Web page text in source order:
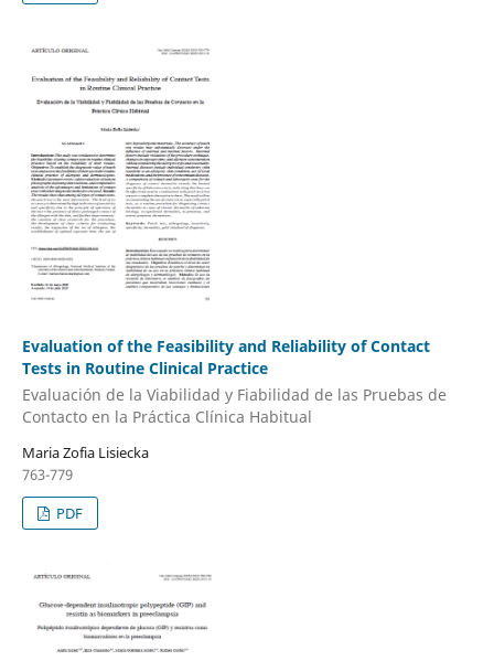
Evaluation of the Feasibility and Reliability of Contact
Tests in Routine Clinical Practice
Evaluación de la Viabilidad y Fiabilidad de las Pruebas de
Contacto en la Práctica Clínica Habitual
Maria Zofia Lisiecka
763-779
PDF